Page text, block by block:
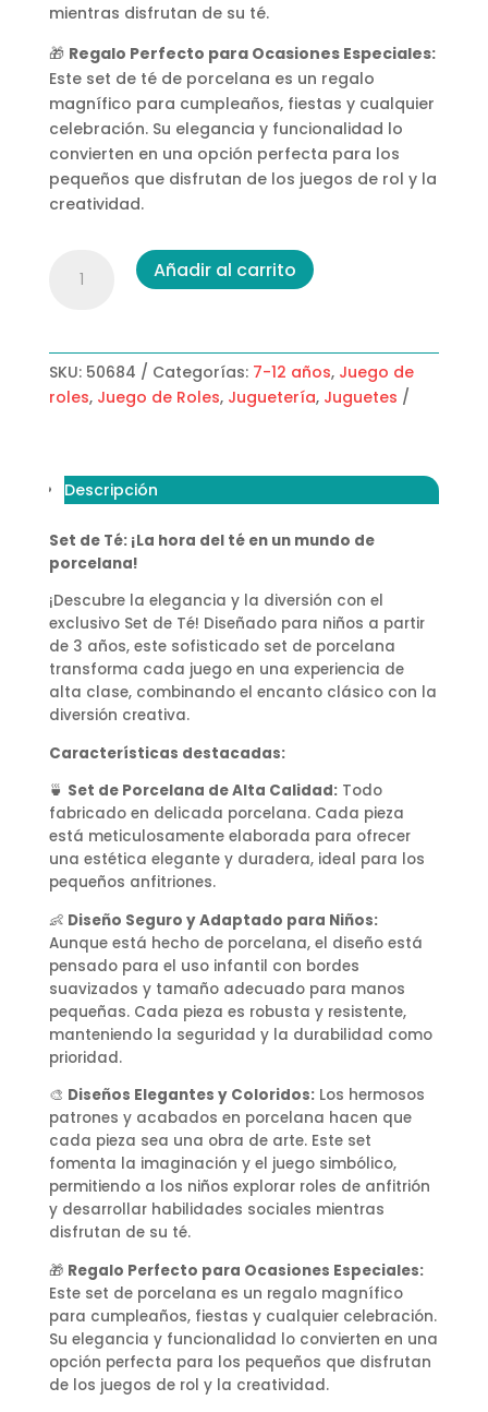
mientras disfrutan de su té.
🎁 Regalo Perfecto para Ocasiones Especiales:
Este set de té de porcelana es un regalo
magnífico para cumpleaños, fiestas y cualquier
celebración. Su elegancia y funcionalidad lo
convierten en una opción perfecta para los
pequeños que disfrutan de los juegos de rol y la
creatividad.
Añadir al carrito
SKU: 50684 Categorías: 7-12 años, Juego de
roles, Juego de Roles, Juguetería, Juguetes
Descripción
Set de Té: ¡La hora del té en un mundo de
porcelana!
¡Descubre la elegancia y la diversión con el
exclusivo Set de Té! Diseñado para niños a partir
de 3 años, este sofisticado set de porcelana
transforma cada juego en una experiencia de
alta clase, combinando el encanto clásico con la
diversión creativa.
Características destacadas:
🍵 Set de Porcelana de Alta Calidad:Todo
fabricado en delicada porcelana. Cada pieza
está meticulosamente elaborada para ofrecer
una estética elegante y duradera, ideal para los
pequeños anfitriones.
👶 Diseño Seguro y Adaptado para Niños:
Aunque está hecho de porcelana, el diseño está
pensado para el uso infantil con bordes
suavizados y tamaño adecuado para manos
pequeñas. Cada pieza es robusta y resistente,
manteniendo la seguridad y la durabilidad como
prioridad.
🎨 Diseños Elegantes y Coloridos:Los hermosos
patrones y acabados en porcelana hacen que
cada pieza sea una obra de arte. Este set
fomenta la imaginación y el juego simbólico,
permitiendo a los niños explorar roles de anfitrión
y desarrollar habilidades sociales mientras
disfrutan de su té.
🎁 Regalo Perfecto para Ocasiones Especiales:
Este set de porcelana es un regalo magnífico
para cumpleaños, fiestas y cualquier celebración.
Su elegancia y funcionalidad lo convierten en una
opción perfecta para los pequeños que disfrutan
de los juegos de rol y la creatividad.